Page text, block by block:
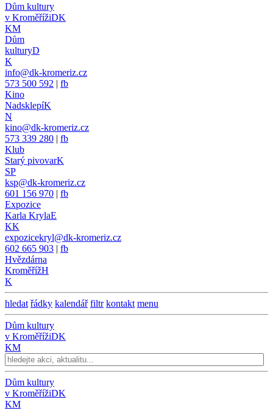
Dům kultury
v KroměřížiDK
KM
Dům
kulturyD
K
info@dk-kromeriz.cz
573 500 592 | fb
Kino
NadsklepíK
N
kino@dk-kromeriz.cz
573 339 280 | fb
Klub
Starý pivovarK
SP
ksp@dk-kromeriz.cz
601 156 970 | fb
Expozice
Karla KrylaE
KK
expozicekryl@dk-kromeriz.cz
602 665 903 | fb
Hvězdárna
KroměřížH
K
hledat řádky kalendář filtr kontakt menu
Dům kultury
v KroměřížiDK
KM
Dům kultury
v KroměřížiDK
KM